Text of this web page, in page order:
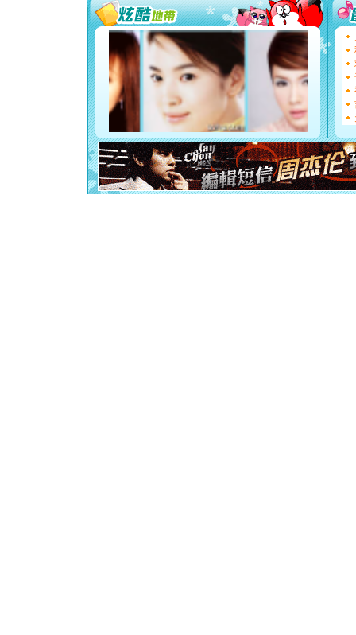
你太多，
要平安
[圣诞节]
能正大
都要快乐
[圣诞节]
如意,快
[元旦]
看
断电。
你是我
[元旦]如
起；二是
离。水晶
[元旦]当
泣，这痛